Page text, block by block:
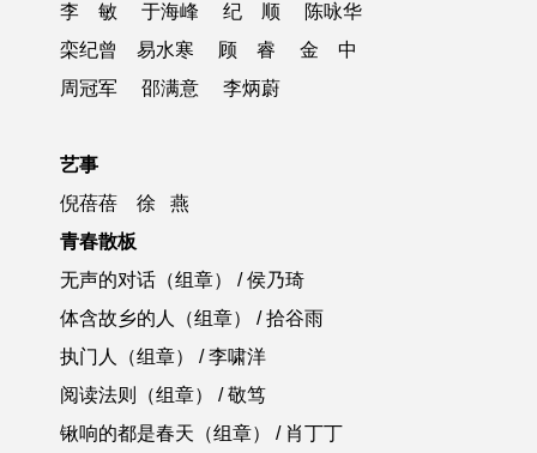
李 敏 于海峰 纪 顺 陈咏华
栾纪曾 易水寒 顾 睿 金 中
周冠军 邵满意 李炳蔚
艺事
倪蓓蓓 徐 燕
青春散板
无声的对话（组章） / 侯乃琦
体含故乡的人（组章） / 拾谷雨
执门人（组章） / 李啸洋
阅读法则（组章） / 敬笃
锹响的都是春天（组章） / 肖丁丁